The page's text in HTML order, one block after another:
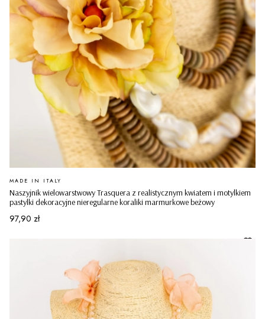
Naszyjnik wielowarstwowy Trasquera z realistycznym kwiatem i motylkiem
pastylki dekoracyjne nieregularne koraliki marmurkowe beżowy
PRODUCENT
MADE IN ITALY
Cena
97,90 zł